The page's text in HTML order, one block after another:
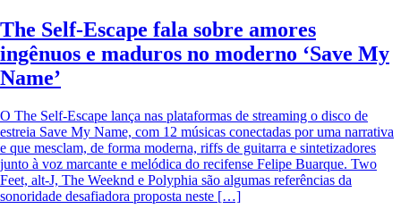
The Self-Escape fala sobre amores
ingênuos e maduros no moderno ‘Save My
Name’
O The Self-Escape lança nas plataformas de streaming o disco de
estreia Save My Name, com 12 músicas conectadas por uma narrativa
e que mesclam, de forma moderna, riffs de guitarra e sintetizadores
junto à voz marcante e melódica do recifense Felipe Buarque. Two
Feet, alt-J, The Weeknd e Polyphia são algumas referências da
sonoridade desafiadora proposta neste […]